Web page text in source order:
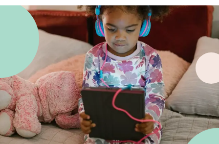
För föräldrar